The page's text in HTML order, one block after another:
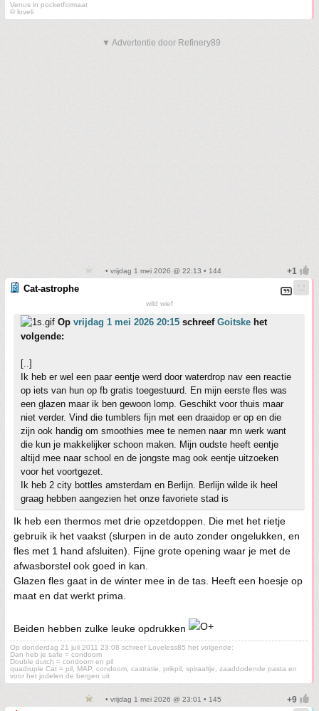
Venus in pocketformaat
© loveli
▼ Advertentie door Refinery89
• vrijdag 1 mei 2026 @ 22:13 • 144
Cat-astrophe
wild wief
Op vrijdag 1 mei 2026 20:15 schreef Goitske het
volgende:
[..]
Ik heb er wel een paar eentje werd door waterdrop nav een reactie
op iets van hun op fb gratis toegestuurd. En mijn eerste fles was
een glazen maar ik ben gewoon lomp. Geschikt voor thuis maar
niet verder. Vind die tumblers fijn met een draaidop er op en die
zijn ook handig om smoothies mee te nemen naar mn werk want
die kun je makkelijker schoon maken. Mijn oudste heeft eentje
altijd mee naar school en de jongste mag ook eentje uitzoeken
voor het voortgezet.
Ik heb 2 city bottles amsterdam en Berlijn. Berlijn wilde ik heel
graag hebben aangezien het onze favoriete stad is
Ik heb een thermos met drie opzetdoppen. Die met het rietje
gebruik ik het vaakst (slurpen in de auto zonder ongelukken, en
fles met 1 hand afsluiten). Fijne grote opening waar je met de
afwasborstel ook goed in kan.
Glazen fles gaat in de winter mee in de tas. Heeft een hoesje op
maat en dat werkt prima.
Beiden hebben zulke leuke opdrukken
Op donderdag 21 juli 2011 23:08 schreef Loveless85 het volgende:
Dan heb je safe = condoom
Double dutch = condoom en pil
quadruple Cat = pil, MAP, condoom, castratie, prikpil, spiraaltje, zaaddodende pasta en
voor het jodelen de bergen uit
• vrijdag 1 mei 2026 @ 23:01 • 145